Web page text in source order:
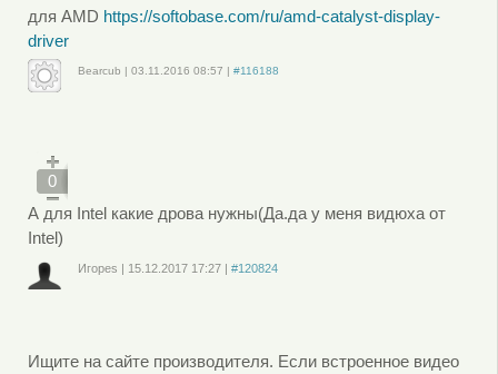
для AMD https://softobase.com/ru/amd-catalyst-display-
driver
Bearcub | 03.11.2016 08:57 | #116188
0
А для Intel какие дрова нужны(Да.да у меня видюха от
Intel)
Игорes | 15.12.2017 17:27| #120824
Ищите на сайте производителя. Если встроенное видео